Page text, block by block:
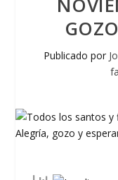
Publicado por